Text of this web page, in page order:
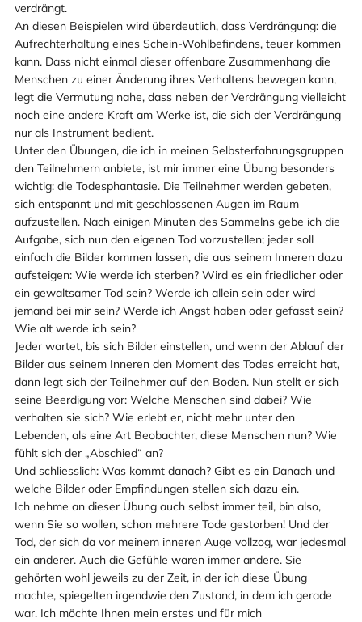
verdrängt.
An diesen Beispielen wird überdeutlich, dass Verdrängung: die
Aufrechterhaltung eines Schein-Wohlbefindens, teuer kommen
kann. Dass nicht einmal dieser offenbare Zusammenhang die
Menschen zu einer Änderung ihres Verhaltens bewegen kann,
legt die Vermutung nahe, dass neben der Verdrängung vielleicht
noch eine andere Kraft am Werke ist, die sich der Verdrängung
nur als Instrument bedient.
Unter den Übungen, die ich in meinen Selbsterfahrungsgruppen
den Teilnehmern anbiete, ist mir immer eine Übung besonders
wichtig: die Todesphantasie. Die Teilnehmer werden gebeten,
sich entspannt und mit geschlossenen Augen im Raum
aufzustellen. Nach einigen Minuten des Sammelns gebe ich die
Aufgabe, sich nun den eigenen Tod vorzustellen; jeder soll
einfach die Bilder kommen lassen, die aus seinem Inneren dazu
aufsteigen: Wie werde ich sterben? Wird es ein friedlicher oder
ein gewaltsamer Tod sein? Werde ich allein sein oder wird
jemand bei mir sein? Werde ich Angst haben oder gefasst sein?
Wie alt werde ich sein?
Jeder wartet, bis sich Bilder einstellen, und wenn der Ablauf der
Bilder aus seinem Inneren den Moment des Todes erreicht hat,
dann legt sich der Teilnehmer auf den Boden. Nun stellt er sich
seine Beerdigung vor: Welche Menschen sind dabei? Wie
verhalten sie sich? Wie erlebt er, nicht mehr unter den
Lebenden, als eine Art Beobachter, diese Menschen nun? Wie
fühlt sich der „Abschied“ an?
Und schliesslich: Was kommt danach? Gibt es ein Danach und
welche Bilder oder Empfindungen stellen sich dazu ein.
Ich nehme an dieser Übung auch selbst immer teil, bin also,
wenn Sie so wollen, schon mehrere Tode gestorben! Und der
Tod, der sich da vor meinem inneren Auge vollzog, war jedesmal
ein anderer. Auch die Gefühle waren immer andere. Sie
gehörten wohl jeweils zu der Zeit, in der ich diese Übung
machte, spiegelten irgendwie den Zustand, in dem ich gerade
war. Ich möchte Ihnen mein erstes und für mich